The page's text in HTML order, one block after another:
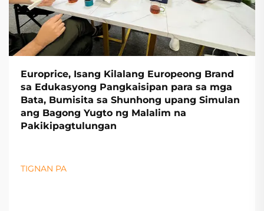
Europrice, Isang Kilalang Europeong Brand
sa Edukasyong Pangkaisipan para sa mga
Bata, Bumisita sa Shunhong upang Simulan
ang Bagong Yugto ng Malalim na
Pakikipagtulungan
TIGNAN PA